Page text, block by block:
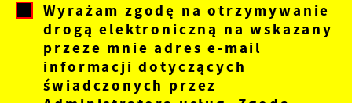
Wyrażam zgodę na otrzymywanie
drogą elektroniczną na wskazany
przeze mnie adres e-mail
informacji dotyczących
świadczonych przez